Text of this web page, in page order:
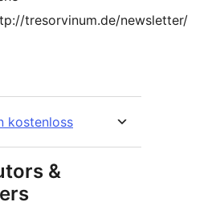
tresorvinum.de/newsletter/
kostenloss
&